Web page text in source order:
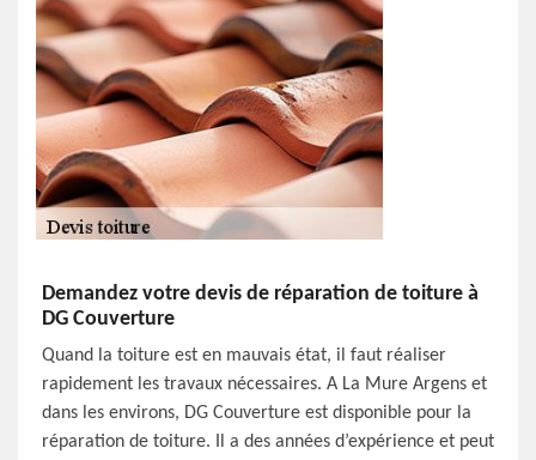
Demandez votre devis de réparation de toiture à
DG Couverture
Quand la toiture est en mauvais état, il faut réaliser
rapidement les travaux nécessaires. A La Mure Argens et
dans les environs, DG Couverture est disponible pour la
réparation de toiture. Il a des années d’expérience et peut